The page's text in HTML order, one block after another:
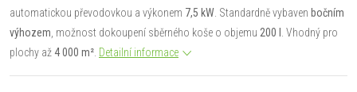
automatickou převodovkou a výkonem 7,5 kW . Standardně vybaven bočním
výhozem , možnost dokoupení sběrného koše o objemu 200 l
. Vhodný pro
plochy až 4 000 m² Detailní informace